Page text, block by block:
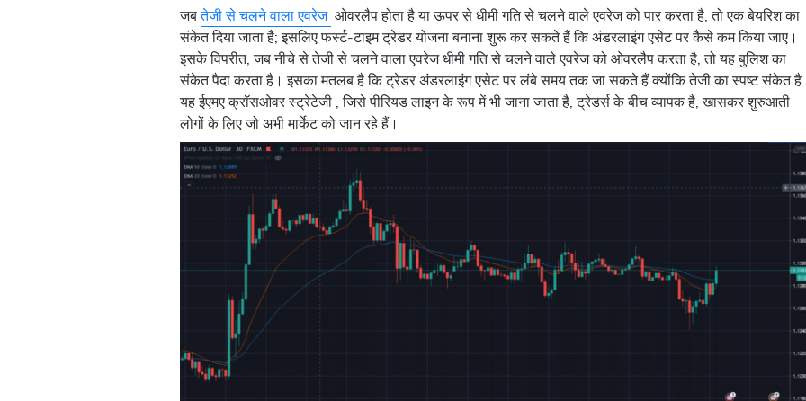
जबतेजी से चलने वाला एवरेज ओवरलैप होता है या ऊपर से धीमी गति से चलने वाले एवरेज को पार करता है, तो एक बेयरिश का
संकेत दिया जाता है; इसलिए फर्स्ट-टाइम ट्रेडर योजना बनाना शुरू कर सकते हैं कि अंडरलाइंग एसेट पर कैसे कम किया जाए।
इसके विपरीत, जब नीचे से तेजी से चलने वाला एवरेज धीमी गति से चलने वाले एवरेज को ओवरलैप करता है, तो यह बुलिश का
संकेत पैदा करता है। इसका मतलब है कि ट्रेडर अंडरलाइंग एसेट पर लंबे समय तक जा सकते हैं क्योंकि तेजी का स्पष्ट संकेत
यह ईएमए क्रॉसओवर स्ट्रेटेजी , जिसे पीरियड लाइन के रूप में भी जाना जाता है, ट्रेडर्स के बीच व्यापक है, खासकर शुरुआती
लोगों के लिए जो अभी मार्केट को जान रहे हैं।